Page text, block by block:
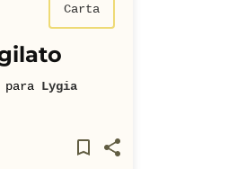
Carta
para Lygia